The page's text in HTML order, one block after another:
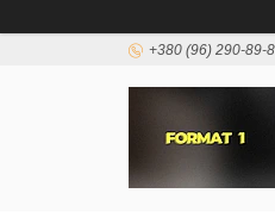
+380 (96) 290-89-